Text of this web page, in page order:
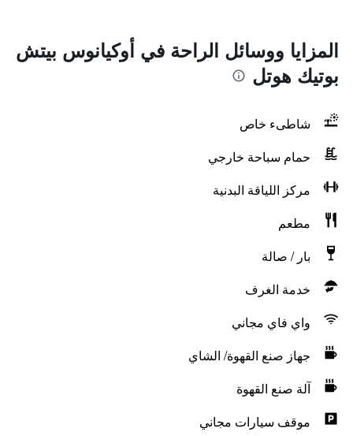
المزايا ووسائل الراحة في أوكيانوس بيتش
بوتيك هوتل
شاطىء خاص
حمام سباحة خارجي
مركز اللياقة البدنية
مطعم
بار / صالة
خدمة الغرف
واي فاي مجاني
جهاز صنع القهوة/ الشاي
آلة صنع القهوة
موقف سيارات مجاني